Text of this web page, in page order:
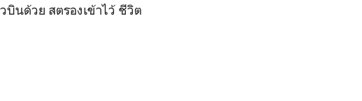
บินด้วย สตรองเข้าไว้ ชีวิต